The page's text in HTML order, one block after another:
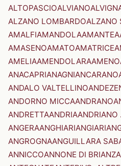
ALTOPASCIOALVIANO
ALZANO LOMBARDOALZANO
AMALFIAMANDOLAAMANTEA
AMASENOAMATOAMATRICE
AMELIAAMENDOLARAAMENO
ANACAPRIANAGNIANCARANO
ANDALO VALTELLINO
ANDORNO MICCAANDRANO
ANDRETTAANDRIAANDRIANO
ANGERAANGHIARIANGIARI
ANGROGNAANGUILLARA
ANNICCOANNONE DI BRIANZA